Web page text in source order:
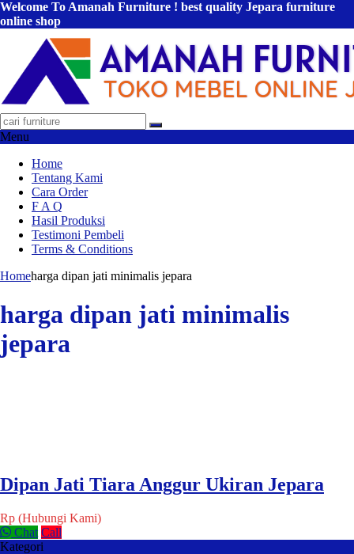
Welcome To Amanah Furniture ! best quality Jepara furniture
online shop
Menu
Home
Tentang Kami
Cara Order
F A Q
Hasil Produksi
Testimoni Pembeli
Terms & Conditions
Homeharga dipan jati minimalis jepara
harga dipan jati minimalis
jepara
Dipan Jati Tiara Anggur Ukiran Jepara
Rp (Hubungi Kami)
Chat Call
Kategori